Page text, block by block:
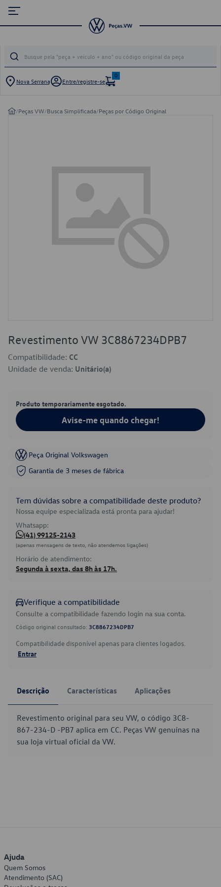
Nova Serrana Entre/registre-se
0
/Peças VW/Busca Simplificada/Peças por Código Original
Revestimento VW 3C8867234DPB7
Compatibilidade: CC
Unidade de venda: Unitário(a)
Produto temporariamente esgotado.
Avise-me quando chegar!
Peça Original Volkswagen
Garantia de 3 meses de fábrica
Tem dúvidas sobre a compatibilidade deste produto?
Nossa equipe especializada está pronta para ajudar!
Whatsapp:
(41) 99125-2143
(apenas mensagens de texto, não atendemos ligações)
Horário de atendimento:
Segunda à sexta, das 8h às 17h.
Verifique a compatibilidade
Consulte a compatibilidade fazendo login na sua conta.
Código original consultado: 3C8867234DPB7
Compatibilidade disponível apenas para clientes logados.
Entrar
Descrição Características Aplicações
Revestimento original para seu VW, o código 3C8-
867-234-D -PB7 aplica em CC. Peças VW genuínas na
sua loja virtual oficial da VW.
Ajuda
Quem Somos
Atendimento (SAC)